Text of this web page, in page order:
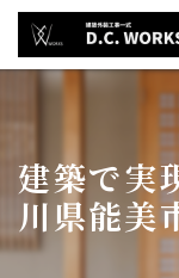
建築で実
川県能美